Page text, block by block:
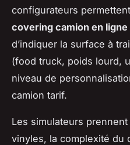
configurateurs
covering camion en ligne
d’indiquer la surface à
(food truck, poids lourd,
niveau de
camion tarif.
Les simulateurs
vinyles, la complexité du